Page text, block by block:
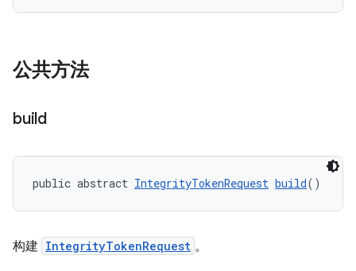
公共方法
build
public abstract IntegrityTokenRequest build()
构建 IntegrityTokenRequest 。